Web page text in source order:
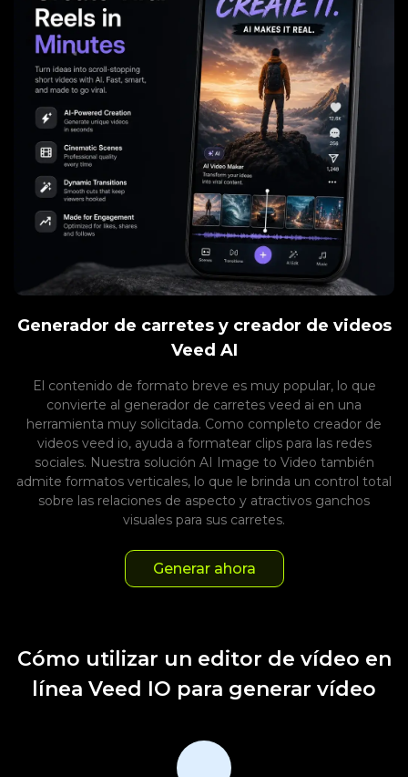
Generador de carretes y creador de videos
Veed AI
El contenido de formato breve es muy popular, lo que
convierte al generador de carretes veed ai en una
herramienta muy solicitada. Como completo creador de
videos veed io, ayuda a formatear clips para las redes
sociales. Nuestra solución AI Image to Video también
admite formatos verticales, lo que le brinda un control total
sobre las relaciones de aspecto y atractivos ganchos
visuales para sus carretes.
Generar ahora
Cómo utilizar un editor de vídeo en
línea Veed IO para generar vídeo